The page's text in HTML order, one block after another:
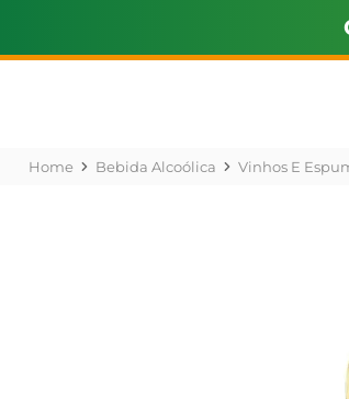
Bebida Alcoólica Vinhos E